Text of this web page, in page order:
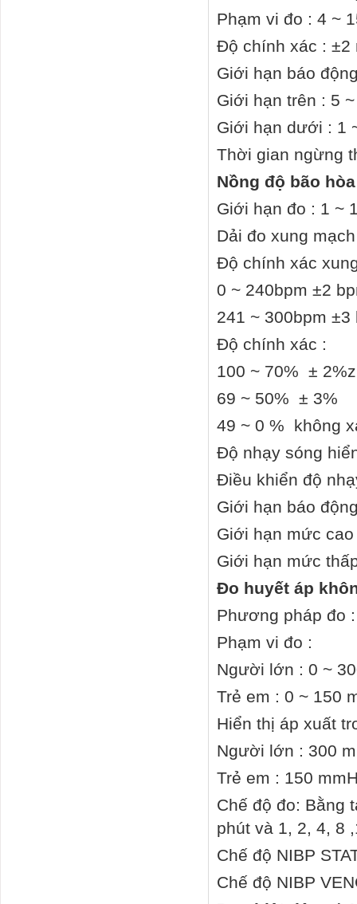
Phạm vi đo : 4 ~
Độ chính xác : ±2
Giới hạn báo
Giới hạn trên : 5
Giới hạn dưới : 1
Thời gian ngừng
Nồng độ bão
Giới hạn đo : 1 ~
Dải đo xung
Độ chính xác
0 ~ 240bpm ±2
241 ~ 300bpm ±3
Độ chính xác :
100 ~ 70% ± 2%z
69 ~ 50% ± 3%
49 ~ 0 % không
Độ nhạy sóng
Điều khiển độ
Giới hạn báo
Giới hạn mức
Giới hạn mức
Đo huyết áp
Phương pháp đo
Phạm vi đo :
Người lớn : 0 ~
Trẻ em : 0 ~ 150
Hiển thị áp xuất
Người lớn : 300
Trẻ em : 150
Chế độ đo: Bằng
phút và 1, 2, 4, 8
Chế độ NIBP
Chế độ NIBP